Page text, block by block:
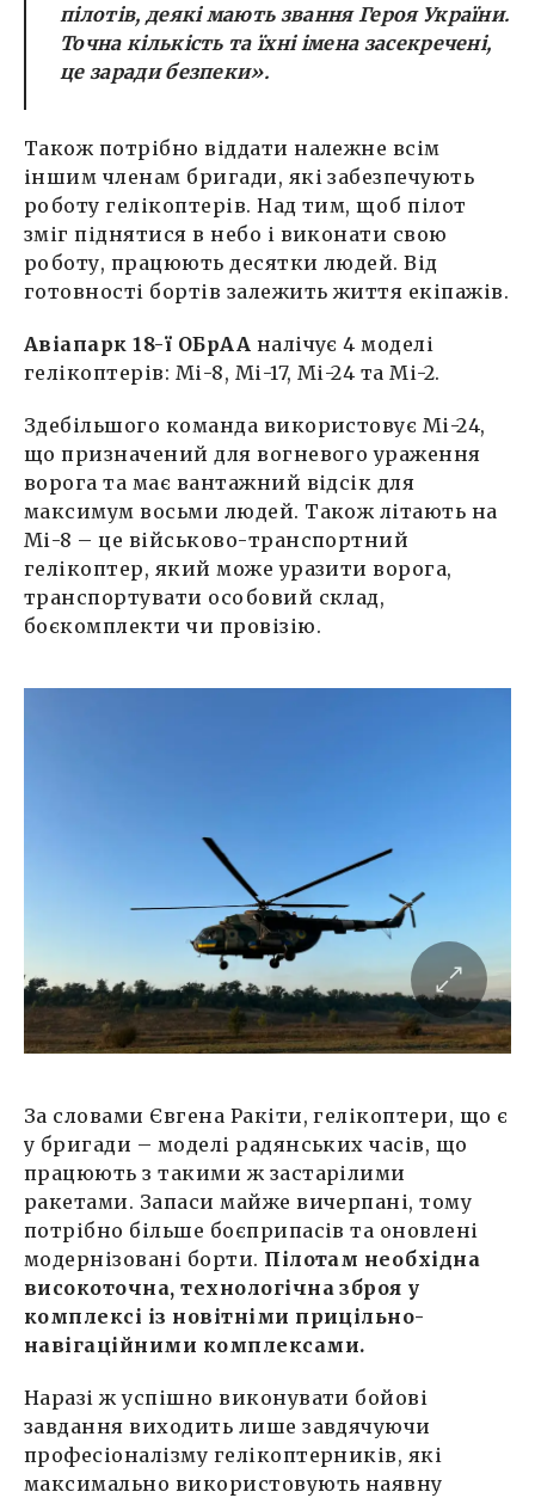
пілотів, деякі мають звання Героя України.
Точна кількість та їхні імена засекречені,
це заради безпеки».
Також потрібно віддати належне всім
іншим членам бригади, які забезпечують
роботу гелікоптерів. Над тим, щоб пілот
зміг піднятися в небо і виконати свою
роботу, працюють десятки людей. Від
готовності бортів залежить життя екіпажів.
Авіапарк 18-ї ОБрАА налічує 4 моделі
гелікоптерів: Мі-8, Мі-17, Мі-24 та Мі-2.
Здебільшого команда використовує Мі-24,
що призначений для вогневого ураження
ворога та має вантажний відсік для
максимум восьми людей. Також літають на
Мі-8 – це військово-транспортний
гелікоптер, який може уразити ворога,
транспортувати особовий склад,
боєкомплекти чи провізію.
За словами Євгена Ракіти, гелікоптери, що є
у бригади – моделі радянських часів, що
працюють з такими ж застарілими
ракетами. Запаси майже вичерпані, тому
потрібно більше боєприпасів та оновлені
модернізовані борти. Пілотам необхідна
високоточна, технологічна зброя у
комплексі із новітніми прицільно-
навігаційними комплексами.
Наразі ж успішно виконувати бойові
завдання виходить лише завдячуючи
професіоналізму гелікоптерників, які
максимально використовують наявну